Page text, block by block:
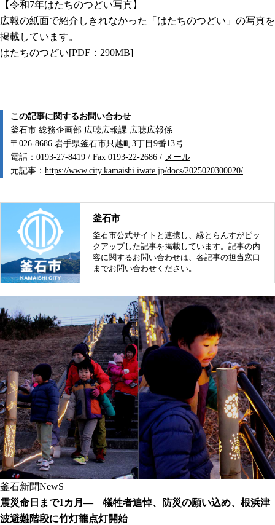
【令和7年はたちのつどい写真】
広報の紙面で紹介しきれなかった「はたちのつどい」の写真を
掲載しています。
はたちのつどい[PDF：290MB]
この記事に関するお問い合わせ
釜石市 総務企画部 広聴広報課 広聴広報係
〒026-8686 岩手県釜石市只越町3丁目9番13号
電話：0193-27-8419 / Fax 0193-22-2686 / メール
元記事： https://www.city.kamaishi.iwate.jp/docs/2025020300020/
釜石市
釜石市公式サイトと連携し、縁とらんすがピッ
クアップした記事を掲載しています。記事の内
容に関するお問い合わせは、各記事の担当窓口
までお問い合わせください。
釜石新聞NewS
震災命日まで1カ月― 犠牲者追悼、防災の願い込め、根浜津
波避難階段に竹灯籠点灯開始